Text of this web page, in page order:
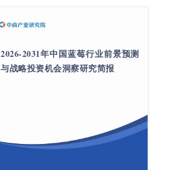
2026-2031年中国蓝莓行业前景预测
与战略投资机会洞察研究简报